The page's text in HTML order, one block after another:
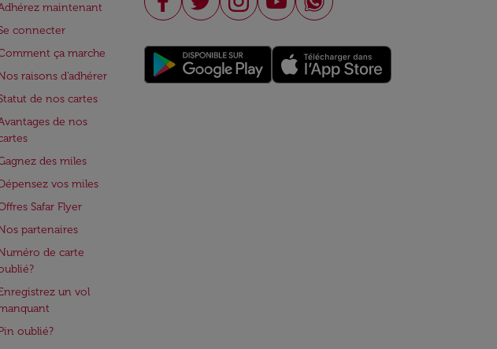
maintenant
connecter
ça marche
raisons d'adhérer
de nos cartes
de nos
des miles
vos miles
Safar Flyer
partenaires
de carte
un vol
oublié?